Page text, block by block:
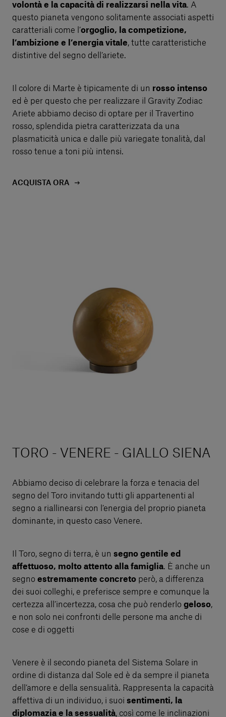
volontà e la capacità di realizzarsi nella vita. A
questo pianeta vengono solitamente associati aspetti
caratteriali come l’orgoglio, la competizione,
l’ambizione e l’energia vitale, tutte caratteristiche
distintive del segno dell’ariete.
Il colore di Marte è tipicamente di un rosso intenso
ed è per questo che per realizzare il Gravity Zodiac
Ariete abbiamo deciso di optare per il Travertino
rosso, splendida pietra caratterizzata da una
plasmaticità unica e dalle più variegate tonalità, dal
rosso tenue a toni più intensi.
ACQUISTA ORA
TORO - VENERE - GIALLO SIENA
Abbiamo deciso di celebrare la forza e tenacia del
segno del Toro invitando tutti gli appartenenti al
segno a riallinearsi con l’energia del proprio pianeta
dominante, in questo caso Venere.
Il Toro, segno di terra, è un segno gentile ed
affettuoso, molto attento alla famiglia. È anche un
segno estremamente concreto però, a differenza
dei suoi colleghi, e preferisce sempre e comunque la
certezza all’incertezza, cosa che può renderlo geloso,
e non solo nei confronti delle persone ma anche di
cose e di oggetti
Venere è il secondo pianeta del Sistema Solare in
ordine di distanza dal Sole ed è da sempre il pianeta
dell’amore e della sensualità. Rappresenta la capacità
affettiva di un individuo, i suoi sentimenti, la
diplomazia e la sessualità, così come le inclinazioni